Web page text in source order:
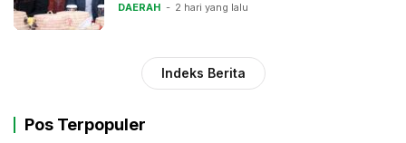
DAERAH 2 hari yang lalu
Indeks Berita
Pos Terpopuler